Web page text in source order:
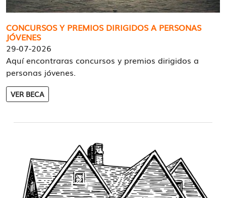
CONCURSOS Y PREMIOS DIRIGIDOS A PERSONAS
JÓVENES
29-07-2026
Aquí encontraras concursos y premios dirigidos a
personas jóvenes.
VER BECA